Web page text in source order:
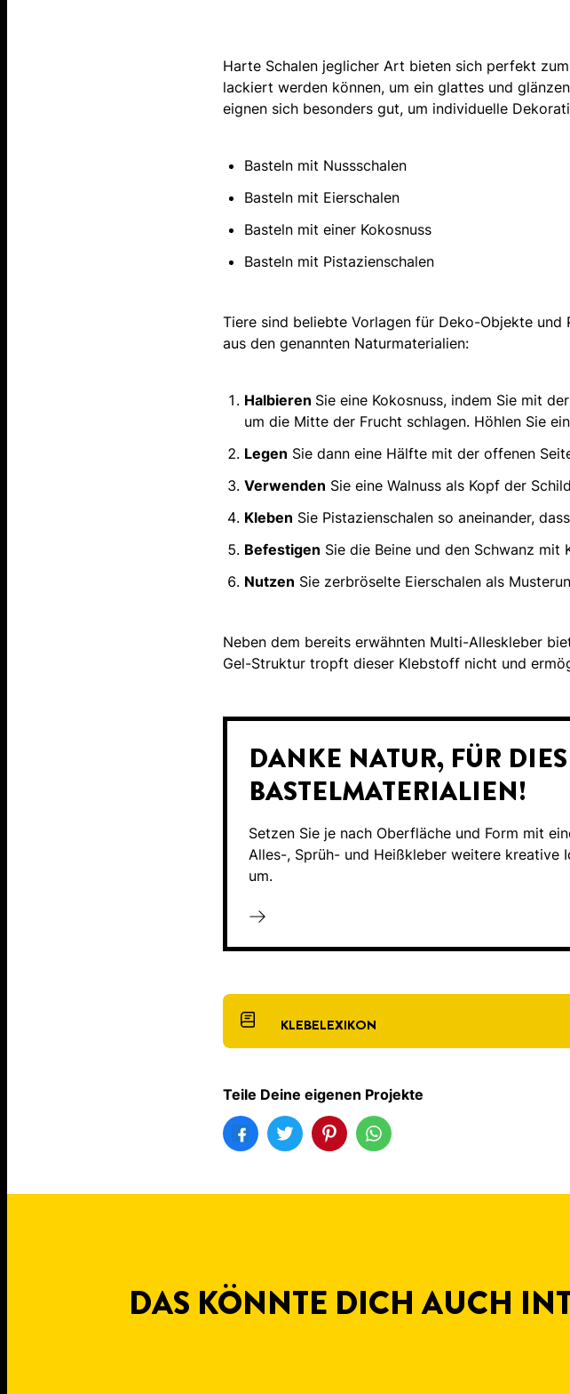
Harte Schalen jeglicher Art bieten sich perfekt
lackiert werden können, um ein glattes und
eignen sich besonders gut, um individuelle
Basteln mit Nussschalen
Basteln mit Eierschalen
Basteln mit einer Kokosnuss
Basteln mit Pistazienschalen
Tiere sind beliebte Vorlagen für Deko-Objekte
aus den genannten Naturmaterialien:
Halbieren Sie eine Kokosnuss, indem Sie mit
um die Mitte der Frucht schlagen. Höhlen Sie
Legen Sie dann eine Hälfte mit der offenen
Verwenden Sie eine Walnuss als Kopf der
Kleben Sie Pistazienschalen so aneinander,
Befestigen Sie die Beine und den Schwanz mit
Nutzen Sie zerbröselte Eierschalen als
Neben dem bereits erwähnten Multi-Alleskleber
Gel-Struktur tropft dieser Klebstoff nicht und
DANKE NATUR, FÜR
BASTELMATERIALIEN!
Setzen Sie je nach Oberfläche und Form mit
Alles-, Sprüh- und Heißkleber weitere kreative
um.
KLEBELEXIKON
Teile Deine eigenen Projekte
DAS KÖNNTE DICH AUCH